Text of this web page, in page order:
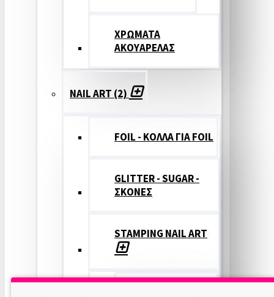
ΧΡΩΜΑΤΑ
ΑΚΟΥΑΡΕΛΑΣ
NAIL ART (2)
FOIL - ΚΟΛΛΑ ΓΙΑ FOIL
GLITTER - SUGAR -
ΣΚΟΝΕΣ
STAMPING NAIL ART